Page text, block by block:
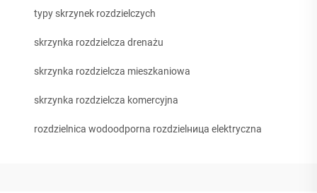
typy skrzynek rozdzielczych
skrzynka rozdzielcza drenażu
skrzynka rozdzielcza mieszkaniowa
skrzynka rozdzielcza komercyjna
rozdzielnica wodoodporna rozdzielница elektryczna